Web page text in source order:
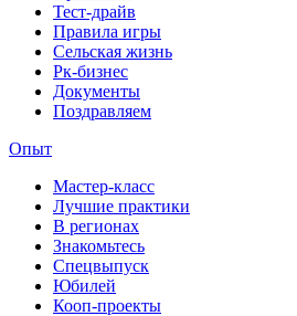
Тест-драйв
Правила игры
Сельская жизнь
Рк-бизнес
Документы
Поздравляем
Опыт
Мастер-класс
Лучшие практики
В регионах
Знакомьтесь
Спецвыпуск
Юбилей
Кооп-проекты